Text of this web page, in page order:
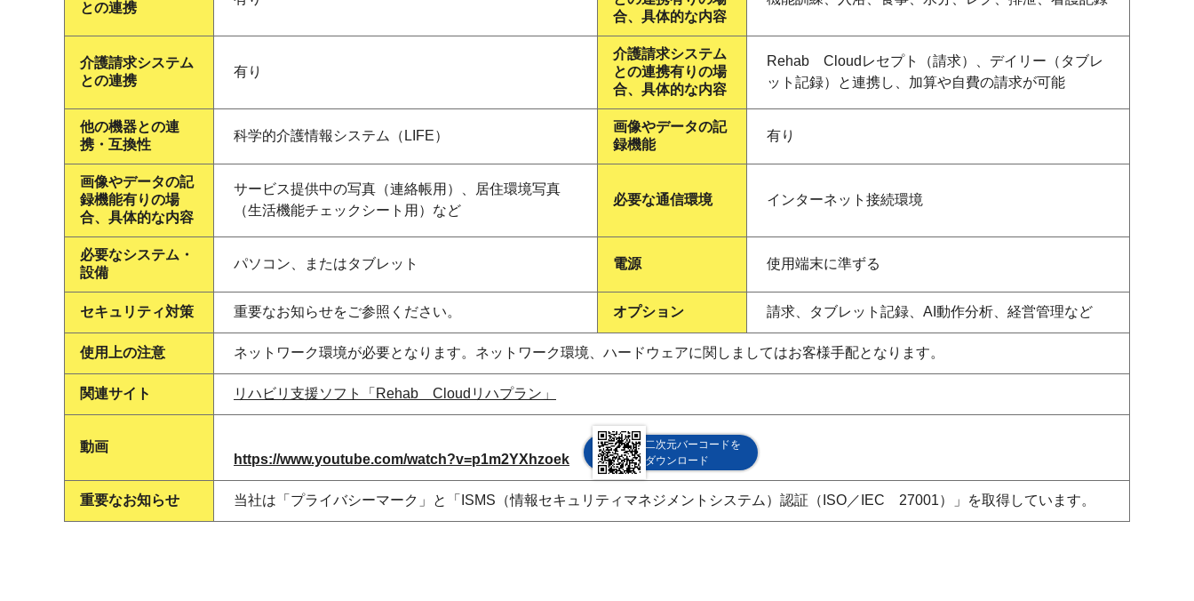
との連携
合、具体的な内容
介護請求システム
との連携
有り
介護請求システム
との連携有りの場
合、具体的な内容
Rehab Cloudレセプト（請求）、デイリー（タブレ
ット記録）と連携し、加算や自費の請求が可能
他の機器との連
携・互換性
科学的介護情報システム（LIFE）
画像やデータの記
録機能
有り
画像やデータの記
録機能有りの場
合、具体的な内容
サービス提供中の写真（連絡帳用）、居住環境写真
（生活機能チェックシート用）など
必要な通信環境 インターネット接続環境
必要なシステム・
設備
パソコン、またはタブレット 電源 使用端末に準ずる
セキュリティ対策 重要なお知らせをご参照ください。 オプション 請求、タブレット記録、AI動作分析、経営管理など
使用上の注意 ネットワーク環境が必要となります。ネットワーク環境、ハードウェアに関しましてはお客様手配となります。
関連サイト リハビリ支援ソフト「Rehab Cloudリハプラン」
動画
https://www.youtube.com/watch?v=p1m2YXhzoek
二次元バーコードを
ダウンロード
重要なお知らせ 当社は「プライバシーマーク」と「ISMS（情報セキュリティマネジメントシステム）認証（ISO／IEC 27001）」を取得しています。